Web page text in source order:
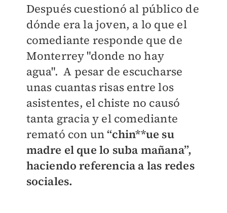
Después cuestionó al público de
dónde era la joven, a lo que el
comediante responde que de
Monterrey "donde no hay
agua".A pesar de escucharse
unas cuantas risas entre los
asistentes, el chiste no causó
tanta gracia y el comediante
remató con un“chin**ue su
madre el que lo suba mañana”,
haciendo referencia a las redes
sociales.